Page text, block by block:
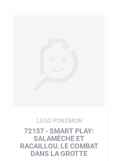
LEGO POKÉMON
72157 - SMART PLAY:
SALAMÈCHE ET
RACAILLOU, LE COMBAT
DANS LA GROTTE